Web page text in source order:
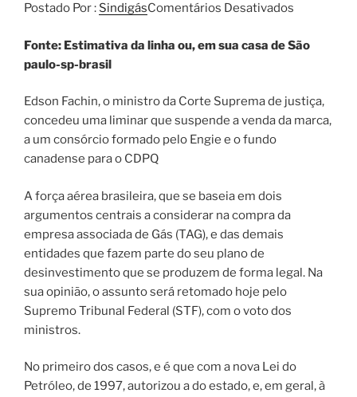
Postado Por : SindigásComentários Desativados
Fonte: Estimativa da linha ou, em sua casa de São
paulo-sp-brasil
Edson Fachin, o ministro da Corte Suprema de justiça,
concedeu uma liminar que suspende a venda da marca,
a um consórcio formado pelo Engie e o fundo
canadense para o CDPQ
A força aérea brasileira, que se baseia em dois
argumentos centrais a considerar na compra da
empresa associada de Gás (TAG), e das demais
entidades que fazem parte do seu plano de
desinvestimento que se produzem de forma legal. Na
sua opinião, o assunto será retomado hoje pelo
Supremo Tribunal Federal (STF), com o voto dos
ministros.
No primeiro dos casos, e é que com a nova Lei do
Petróleo, de 1997, autorizou a do estado, e, em geral, à